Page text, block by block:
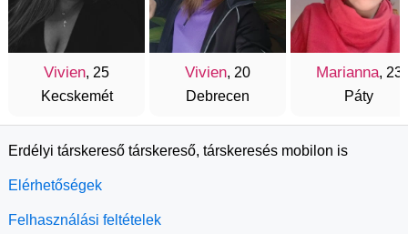
Vivien, 25
Kecskemét
Vivien, 20
Debrecen
Marianna, 23
Páty
Erdélyi társkereső társkereső, társkeresés mobilon is
Elérhetőségek
Felhasználási feltételek